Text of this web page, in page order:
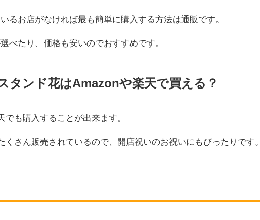
るお店がなければ最も簡単に購入する方法は通販です。
べたり、価格も安いのでおすすめです。
タンド花はAmazonや楽天で買える？
も購入することが出来ます。
さん販売されているので、開店祝いのお祝いにもぴったりです。